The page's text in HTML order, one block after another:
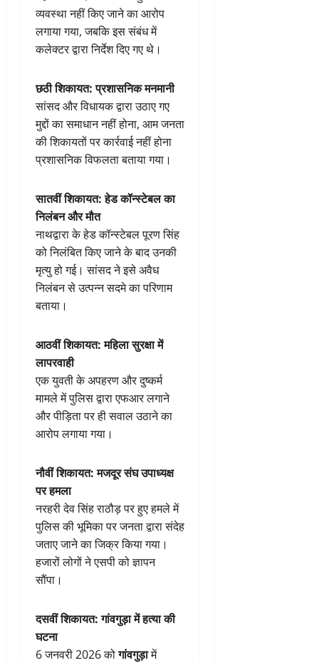
व्यवस्था नहीं किए जाने का आरोप
लगाया गया, जबकि इस संबंध में
कलेक्टर द्वारा निर्देश दिए गए थे।
छठी शिकायत: प्रशासनिक मनमानी
सांसद और विधायक द्वारा उठाए गए
मुद्दों का समाधान नहीं होना, आम जनता
की शिकायतों पर कार्रवाई नहीं होना
प्रशासनिक विफलता बताया गया।
सातवीं शिकायत: हेड कॉन्स्टेबल का
निलंबन और मौत
नाथद्वारा के हेड कॉन्स्टेबल पूरण सिंह
को निलंबित किए जाने के बाद उनकी
मृत्यु हो गई। सांसद ने इसे अवैध
निलंबन से उत्पन्न सदमे का परिणाम
बताया।
आठवीं शिकायत: महिला सुरक्षा में
लापरवाही
एक युवती के अपहरण और दुष्कर्म
मामले में पुलिस द्वारा एफआर लगाने
और पीड़िता पर ही सवाल उठाने का
आरोप लगाया गया।
नौवीं शिकायत: मजदूर संघ उपाध्यक्ष
पर हमला
नरहरी देव सिंह राठौड़ पर हुए हमले में
पुलिस की भूमिका पर जनता द्वारा संदेह
जताए जाने का जिक्र किया गया।
हजारों लोगों ने एसपी को ज्ञापन
सौंपा।
दसवीं शिकायत: गांवगुड़ामें हत्या की
घटना
6 जनवरी 2026 कोगांवगुड़ामें